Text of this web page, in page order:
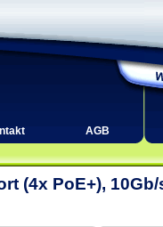
AGB
(4x PoE+), 10Gb/